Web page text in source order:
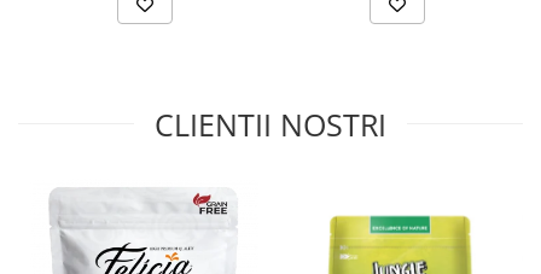
CLIENTII NOSTRI